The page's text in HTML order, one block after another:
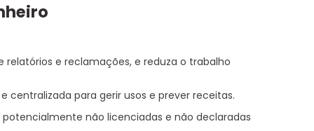
e reclamações, e reduza o trabalho
centralizada para gerir usos e prever receitas.
não licenciadas e não declaradas